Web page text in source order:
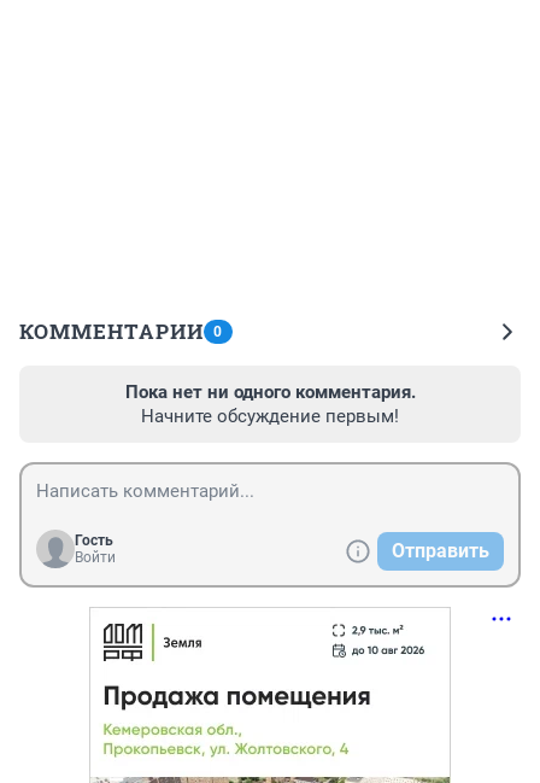
КОММЕНТАРИИ 0
Пока нет ни одного комментария.
Начните обсуждение первым!
Гость
Войти
Отправить